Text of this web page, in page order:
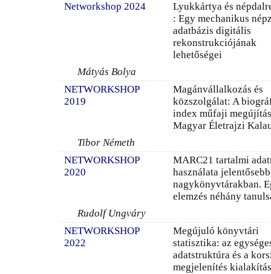
Networkshop 2024
Lyukkártya és
: Egy mechanikus
adatbázis digitális
rekonstrukciójának
lehetőségei
Mátyás Bolya
NETWORKSHOP
2019
Magánvállalkozás és
közszolgálat: A
index műfaji
Magyar Életrajzi
Tibor Németh
NETWORKSHOP
2020
MARC21 tartalmi
használata jelentősebb
nagykönyvtárakban.
elemzés néhány
Rudolf Ungváry
NETWORKSHOP
2022
Megújuló könyvtári
statisztika: az
adatstruktúra és a
megjelenítés